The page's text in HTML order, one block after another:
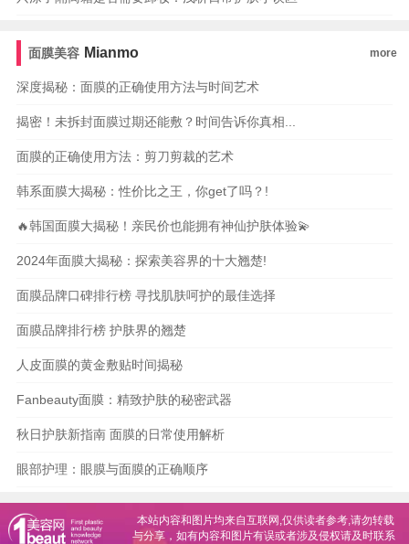
面膜美容 Mianmo more
深度揭秘：面膜的正确使用方法与时间艺术
揭密！未拆封面膜过期还能敷？时间告诉你真相...
面膜的正确使用方法：剪刀剪裁的艺术
韩系面膜大揭秘：性价比之王，你get了吗？!
🔥韩国面膜大揭秘！亲民价也能拥有神仙护肤体验💫
2024年面膜大揭秘：探索美容界的十大翘楚!
面膜品牌口碑排行榜 寻找肌肤呵护的最佳选择
面膜品牌排行榜 护肤界的翘楚
人皮面膜的黄金敷贴时间揭秘
Fanbeauty面膜：精致护肤的秘密武器
秋日护肤新指南 面膜的日常使用解析
眼部护理：眼膜与面膜的正确顺序
本站内容和图片均来自互联网,仅供读者参考,请勿转载
与分享，如有内容和图片有误或者涉及侵权请及时联系